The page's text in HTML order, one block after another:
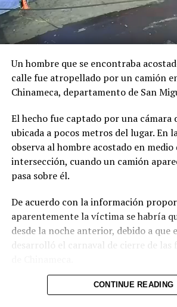
Un hombre que se encontraba
calle fue atropellado por un camión
Chinameca, departamento de San
El hecho fue captado por una cámara
ubicada a pocos metros del lugar. En
observa al hombre acostado en medio
intersección, cuando un camión
pasa sobre él.
De acuerdo con la información
aparentemente la víctima se habría
desde la noche anterior, debido a que
desarrolló el carnaval de cierre de las
Hasta el momento, el texto no
CONTINUE READING